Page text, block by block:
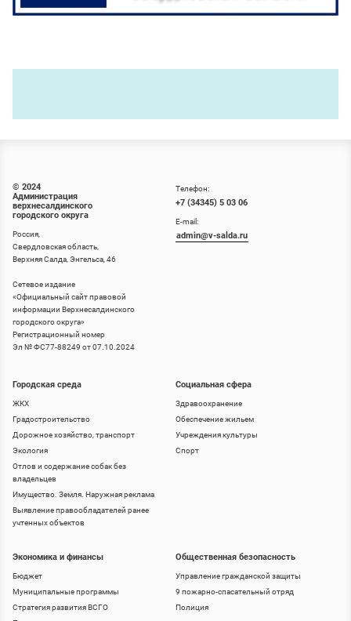
© 2024
Администрация
верхнесалдинского
городского округа
Россия,
Свердловская область,
Верхняя Салда, Энгельса, 46
Сетевое издание
«Официальный сайт правовой
информации Верхнесалдинского
городского округа»
Регистрационный номер
Эл № ФС77-88249 от 07.10.2024
Городская среда
ЖКХ
Градостроительство
Дорожное хозяйство, транспорт
Экология
Отлов и содержание собак без
владельцев
Имущество. Земля. Наружная реклама
Выявление правообладателей ранее
учтенных объектов
Социальная сфера
Здравоохранение
Обеспечение жильем
Учреждения культуры
Спорт
Телефон:
+7 (34345) 5 03 06
E-mail:
admin@v-salda.ru
Экономика и финансы
Бюджет
Муниципальные программы
Стратегия развития ВСГО
Общественная безопасность
Управление гражданской защиты
9 пожарно-спасательный отряд
Полиция